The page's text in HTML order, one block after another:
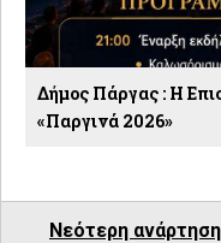
Δήμος Πάργας : Η
«Παργινά 2026»
Νεότερη ανάρτηση